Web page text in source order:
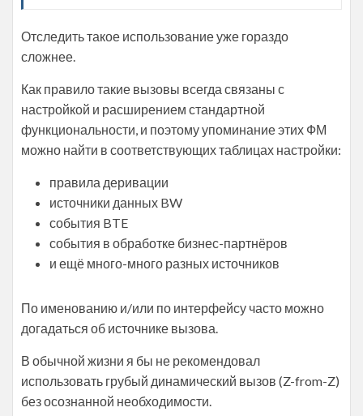
Отследить такое использование уже гораздо
сложнее.
Как правило такие вызовы всегда связаны с
настройкой и расширением стандартной
функциональности, и поэтому упоминание этих ФМ
можно найти в соответствующих таблицах настройки:
правила деривации
источники данных BW
события BTE
события в обработке бизнес-партнёров
и ещё много-много разных источников
По именованию и/или по интерфейсу часто можно
догадаться об источнике вызова.
В обычной жизни я бы не рекомендовал
использовать грубый динамический вызов (Z-from-Z)
без осознанной необходимости.